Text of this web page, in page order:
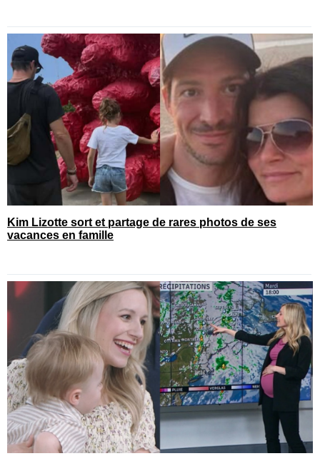
Kim Lizotte sort et partage de rares photos de ses
vacances en famille